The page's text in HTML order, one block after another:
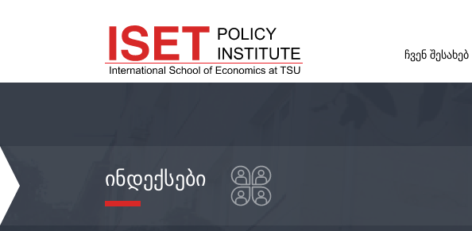
ᲩᲕᲔᲜ ᲨᲔᲡᲐᲮᲔᲑ
ᲘᲜᲓᲔᲥᲡᲔᲑᲘ